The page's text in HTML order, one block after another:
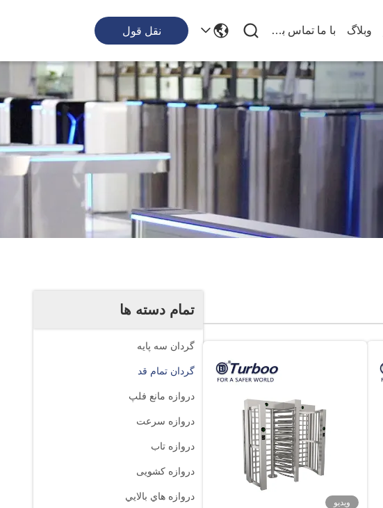
وبلاگ با ما تماس بگیرید نقل قول
تمام دسته ها
گردان سه پایه
گردان تمام قد
دروازه مانع فلپ
دروازه سرعت
دروازه تاب
دروازه کشویی
دروازه هاي بالايي
ویدیو